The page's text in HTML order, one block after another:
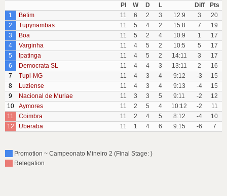
Pl W D L Diff
Pts
1
Betim 11 6 2 3 12:9 3
20
2
Tupynambas 11 5 4 2 15:8 7
19
3
Boa 11 5 2 4 10:9 1
17
4
Varginha 11 4 5 2 10:5 5
17
5
Ipatinga 11 4 5 2 14:11 3
17
6
Democrata SL 11 4 4 3 13:11 2
16
7
Tupi-MG 11 4 3 4 9:12 -3
15
8
Luziense 11 4 3 4 9:13 -4
15
9
Nacional de Muriae 11 3 3 5 9:11 -2
12
10
Aymores 11 2 5 4 10:12 -2
11
11
Coimbra 11 2 4 5 8:12 -4
10
12
Uberaba 11 1 4 6 9:15 -6 7
Promotion ~ Campeonato Mineiro 2 (Final Stage: )
Relegation